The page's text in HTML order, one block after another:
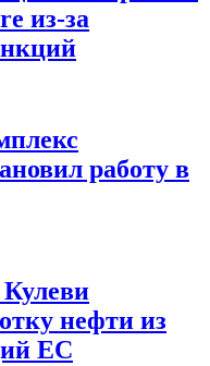
из-за
работу в
нефти из
ЕС